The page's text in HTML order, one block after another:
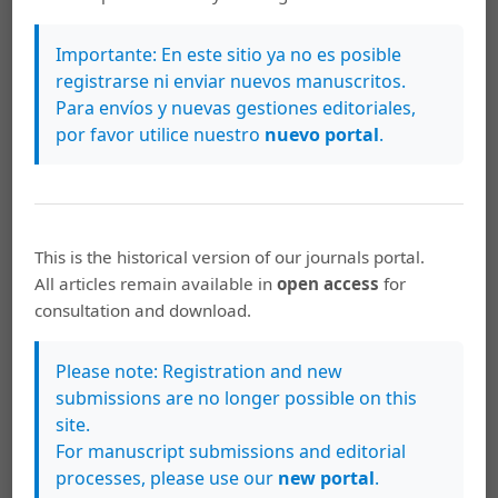
González-Luis, M. Lourdes (2015). Tarimas en resistencia:
la responsabilidad docente con otro proyecto de
mundo. Revista Colombiana de Educación, 68, 41-63.
http://www.scielo.org.co/scielo.php?pid=S0120-
39162015000100003&script=sci_abstract&tlng=es
para el desarrollo de prácticas escolares justas.
Educación y Ciencia, 3 (7), 21-33.
http://www.educacionyciencia.org/index.php/educacionyciencia/article/view/304/pdf_6
Hernández, Roberto; Fernández, Carlos y Baptista, Pilar
(2014). Metodología de la Investigación (6a ed). México:
Mc Graw Hill.
Hirsch Adler, Ana (2005). Construcción de una escala de
actitudes sobre ética profesional, Revista Electrónica de
Importante: En este sitio ya no es posible
registrarse ni enviar nuevos manuscritos.
Para envíos y nuevas gestiones editoriales,
por favor utilice nuestro nuevo portal.
This is the historical version of our journals portal.
All articles remain available inopen access for
consultation and download.
Please note: Registration and new
submissions are no longer possible on this
site.
For manuscript submissions and editorial
processes, please use our new portal.